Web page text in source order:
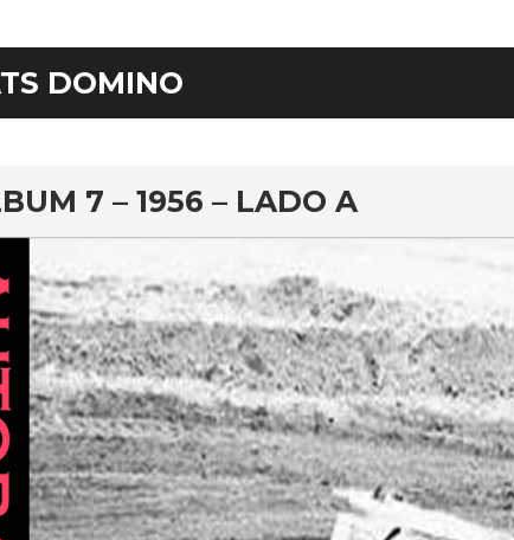
DOMINO
7 – 1956 – LADO A